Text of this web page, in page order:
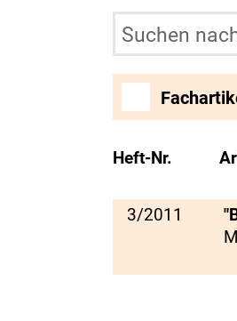
Heft-Nr.
3/2011